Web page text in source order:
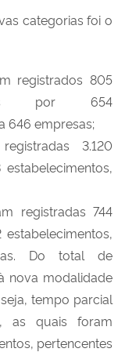
categorias foi o
registrados 805
por 654
646 empresas;
3.120
registradas 744
Do total de
nova modalidade
tempo parcial
as quais foram
pertencentes